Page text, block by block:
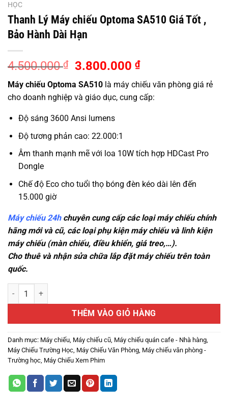
HỌC
Thanh Lý Máy chiếu Optoma SA510 Giá Tốt ,
Bảo Hành Dài Hạn
4.500.000₫
Giá
gốc
là:
4.500.000 ₫.
3.800.000₫Giá
hiện
tại
là:
Máy chiếu Optoma SA510 là máy chiếu văn phòng giá rẻ
cho doanh nghiệp và giáo dục, cung cấp:
Độ sáng 3600 Ansi lumens
Độ tương phản cao: 22.000:1
Âm thanh mạnh mẽ với loa 10W tích hợp HDCast Pro
Dongle
Chế độ Eco cho tuổi thọ bóng đèn kéo dài lên đến
15.000 giờ
Máy chiếu 24hchuyên cung cấp các loại máy chiếu chính
hãng mới và cũ, các loại phụ kiện máy chiếu và linh kiện
máy chiếu (màn chiếu, điều khiển, giá treo,…).
Cho thuê và nhận sửa chữa lắp đặt máy chiếu trên toàn
quốc.
Thanh Lý Máy chiếu Optoma SA510 Giá Tốt , Bảo Hành Dài Hạn số
THÊM VÀO GIỎ HÀNG
Danh mục: Máy chiếu, Máy chiếu cũ, Máy chiếu quán cafe - Nhà hàng,
Máy Chiếu Trường Học, Máy Chiếu Văn Phòng, Máy chiếu văn phòng -
Trường học, Máy Chiếu Xem Phim